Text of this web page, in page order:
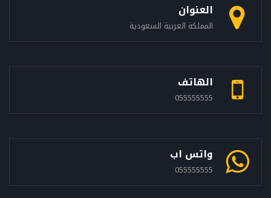
العنوان
المملكة العربية السعودية
الهاتف
055555555
واتس اب
055555555